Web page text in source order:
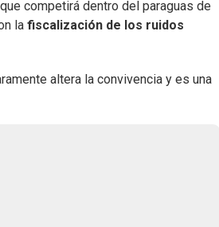
competirá dentro del paraguas de
la fiscalización de los ruidos
altera la convivencia y es una